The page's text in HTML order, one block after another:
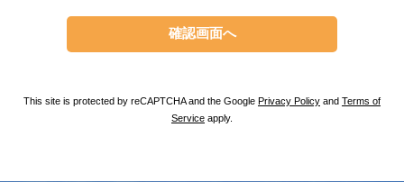
This site is protected by reCAPTCHA and the Google Privacy Policy and Terms of
Service apply.